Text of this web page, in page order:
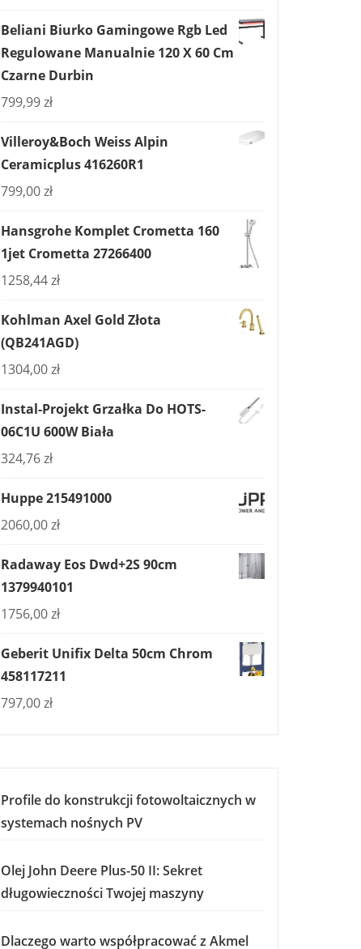
Beliani Biurko Gamingowe Rgb Led
Regulowane Manualnie 120 X 60 Cm
Czarne Durbin
799,99zł
Villeroy&Boch Weiss Alpin
Ceramicplus 416260R1
799,00zł
Hansgrohe Komplet Crometta 160
1jet Crometta 27266400
1258,44zł
Kohlman Axel Gold Złota
(QB241AGD)
1304,00zł
Instal-Projekt Grzałka Do HOTS-
06C1U 600W Biała
324,76zł
Huppe 215491000
2060,00zł
Radaway Eos Dwd+2S 90cm
1379940101
1756,00zł
Geberit Unifix Delta 50cm Chrom
458117211
797,00zł
Profile do konstrukcji fotowoltaicznych w
systemach nośnych PV
Olej John Deere Plus-50 II: Sekret
długowieczności Twojej maszyny
Dlaczego warto współpracować z Akmel